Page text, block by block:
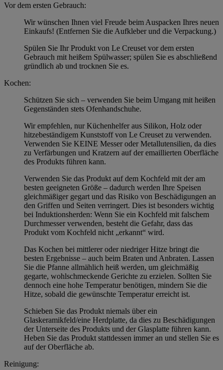
Vor dem ersten Gebrauch:
Wir wünschen Ihnen viel Freude beim Auspacken Ihres neuen
Einkaufs! (Entfernen Sie die Aufkleber und die Verpackung.)
Spülen Sie Ihr Produkt von Le Creuset vor dem ersten
Gebrauch mit heißem Spülwasser; spülen Sie es abschließend
gründlich ab und trocknen Sie es.
Kochen:
Schützen Sie sich – verwenden Sie beim Umgang mit heißen
Gegenständen stets Ofenhandschuhe.
Wir empfehlen, nur Küchenhelfer aus Silikon, Holz oder
hitzebeständigem Kunststoff von Le Creuset zu verwenden.
Verwenden Sie KEINE Messer oder Metallutensilien, da dies
zu Verfärbungen und Kratzern auf der emaillierten Oberfläche
des Produkts führen kann.
Verwenden Sie das Produkt auf dem Kochfeld mit der am
besten geeigneten Größe – dadurch werden Ihre Speisen
gleichmäßiger gegart und das Risiko von Beschädigungen an
den Griffen und Seiten verringert. Dies ist besonders wichtig
bei Induktionsherden: Wenn Sie ein Kochfeld mit falschem
Durchmesser verwenden, besteht die Gefahr, dass das
Produkt vom Kochfeld nicht „erkannt“ wird.
Das Kochen bei mittlerer oder niedriger Hitze bringt die
besten Ergebnisse – auch beim Braten und Anbraten. Lassen
Sie die Pfanne allmählich heiß werden, um gleichmäßig
gegarte, wohlschmeckende Gerichte zu erzielen. Sollten Sie
dennoch eine hohe Temperatur benötigen, mindern Sie die
Hitze, sobald die gewünschte Temperatur erreicht ist.
Schieben Sie das Produkt niemals über ein
Glaskeramikfeld/eine Herdplatte, da dies zu Beschädigungen
der Unterseite des Produkts und der Glasplatte führen kann.
Heben Sie das Produkt stattdessen immer an und stellen Sie es
auf der Oberfläche ab.
Reinigung: